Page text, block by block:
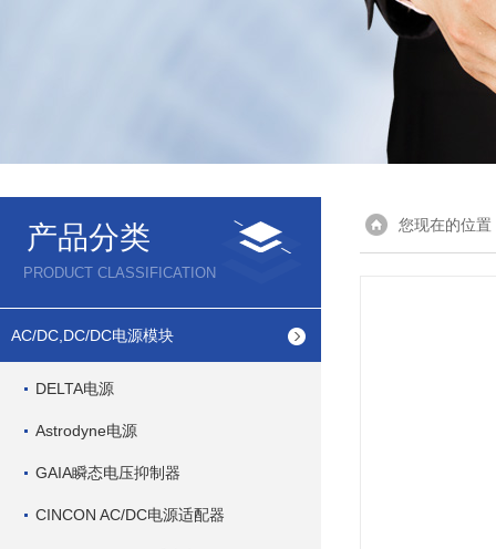
产品分类
PRODUCT CLASSIFICATION
AC/DC,DC/DC电源模块
DELTA电源
Astrodyne电源
GAIA瞬态电压抑制器
CINCON AC/DC电源适配器
您现在的位置